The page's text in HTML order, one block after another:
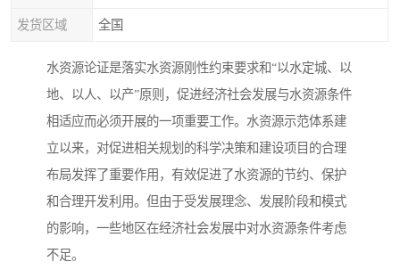
发货区域 全国
水资源论证是落实水资源刚性约束要求和“以水定城、以
地、以人、以产”原则，促进经济社会发展与水资源条件
相适应而必须开展的一项重要工作。水资源示范体系建
立以来，对促进相关规划的科学决策和建设项目的合理
布局发挥了重要作用，有效促进了水资源的节约、保护
和合理开发利用。但由于受发展理念、发展阶段和模式
的影响，一些地区在经济社会发展中对水资源条件考虑
不足。